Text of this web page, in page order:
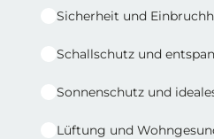
Sicherheit und
Schallschutz und
Sonnenschutz und
Lüftung und